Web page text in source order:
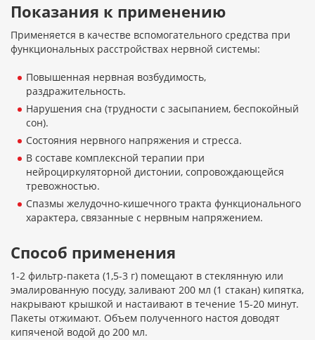
Показания к применению
Применяется в качестве вспомогательного средства при
функциональных расстройствах нервной системы:
Повышенная нервная возбудимость,
раздражительность.
Нарушения сна (трудности с засыпанием, беспокойный
сон).
Состояния нервного напряжения и стресса.
В составе комплексной терапии при
нейроциркуляторной дистонии, сопровождающейся
тревожностью.
Спазмы желудочно-кишечного тракта функционального
характера, связанные с нервным напряжением.
Способ применения
1-2 фильтр-пакета (1,5-3 г) помещают в стеклянную или
эмалированную посуду, заливают 200 мл (1 стакан) кипятка,
накрывают крышкой и настаивают в течение 15-20 минут.
Пакеты отжимают. Объем полученного настоя доводят
кипяченой водой до 200 мл.